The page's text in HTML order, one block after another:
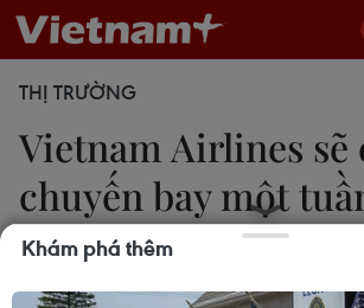
THỊ TRƯỜNG
Vietnam Airlines sẽ
chuyến bay một
Nhật
Khám phá thêm